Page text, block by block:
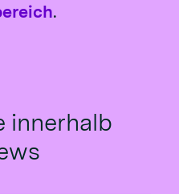
.
innerhalb